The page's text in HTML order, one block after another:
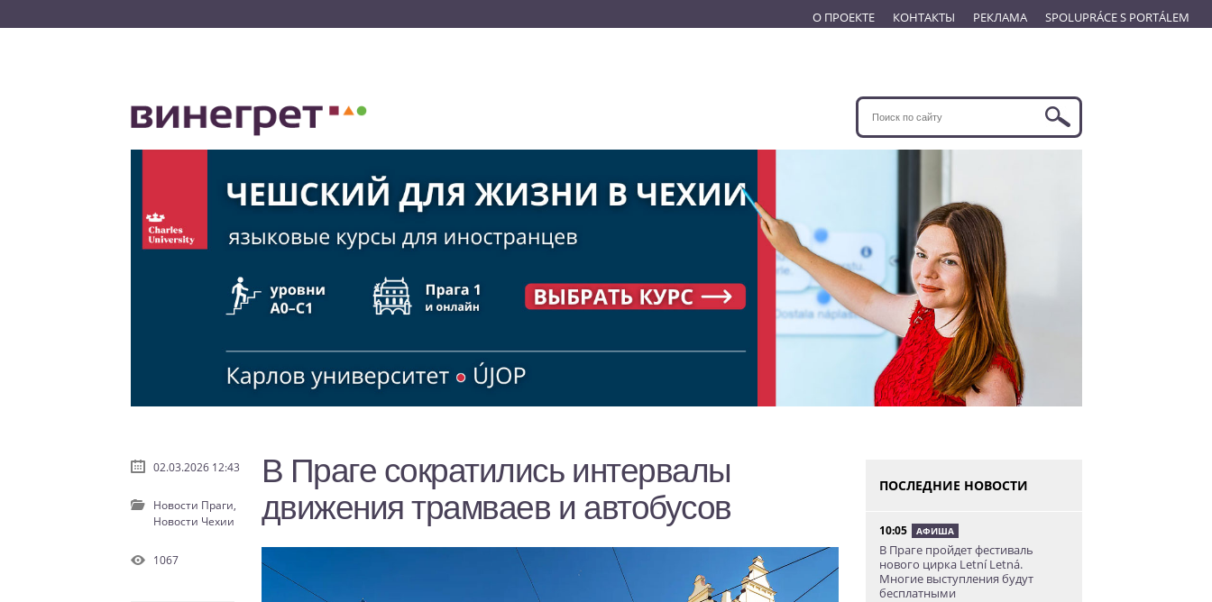
О ПРОЕКТЕ КОНТАКТЫ РЕКЛАМА SPOLUPRÁCE S PORTÁLEM
В Праге сократились интервалы
движения трамваев и автобусов
02.03.2026 12:43
Новости Праги,
Новости Чехии
1067
ПОСЛЕДНИЕ НОВОСТИ
10:05 АФИША
В Праге пройдет фестиваль
нового цирка Letní Letná.
Многие выступления будут
бесплатными